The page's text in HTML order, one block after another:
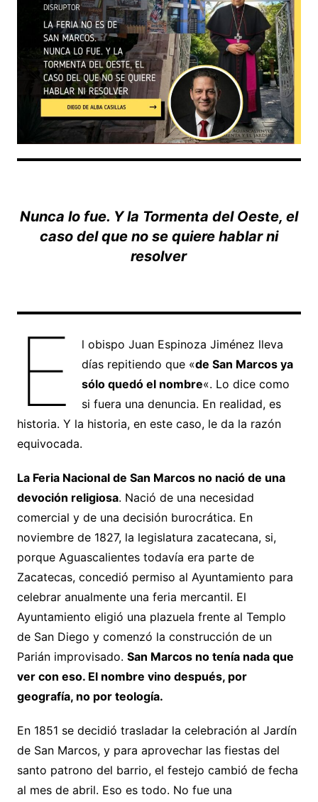
Nunca lo fue. Y la Tormenta del Oeste, el
caso del que no se quiere hablar ni
resolver
E
l obispo Juan Espinoza Jiménez lleva
días repitiendo que «de San Marcos ya
sólo quedó el nombre«. Lo dice como
si fuera una denuncia. En realidad, es
historia. Y la historia, en este caso, le da la razón
equivocada.
La Feria Nacional de San Marcos no nació de una
devoción religiosa. Nació de una necesidad
comercial y de una decisión burocrática. En
noviembre de 1827, la legislatura zacatecana, si,
porque Aguascalientes todavía era parte de
Zacatecas, concedió permiso al Ayuntamiento para
celebrar anualmente una feria mercantil. El
Ayuntamiento eligió una plazuela frente al Templo
de San Diego y comenzó la construcción de un
Parián improvisado. San Marcos no tenía nada que
ver con eso. El nombre vino después, por
geografía, no por teología.
En 1851 se decidió trasladar la celebración al Jardín
de San Marcos, y para aprovechar las fiestas del
santo patrono del barrio, el festejo cambió de fecha
al mes de abril. Eso es todo. No fue una